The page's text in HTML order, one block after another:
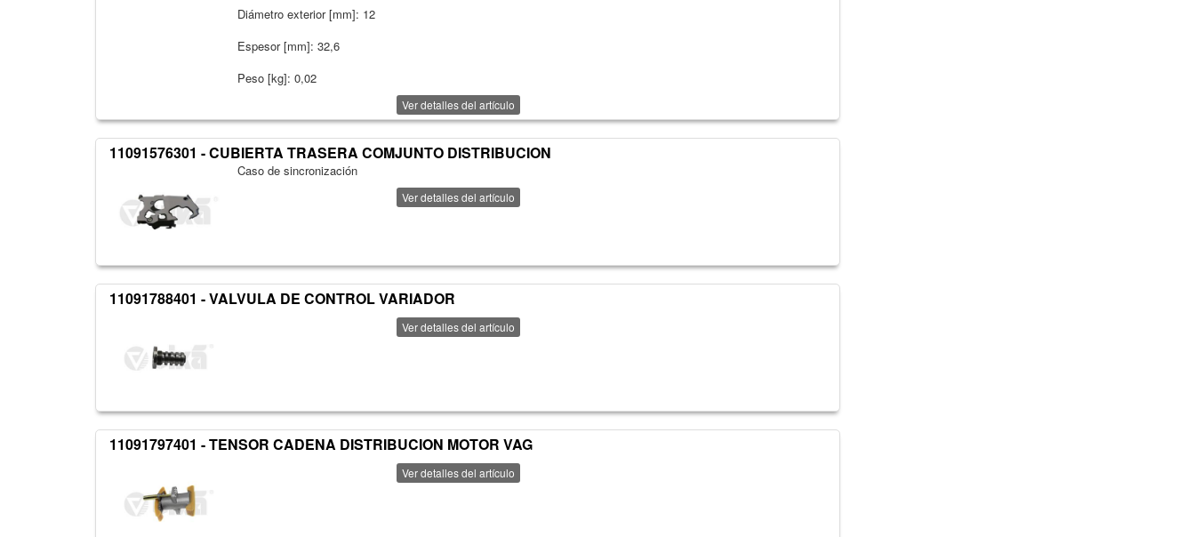
Diámetro exterior [mm]: 12
Espesor [mm]: 32,6
Peso [kg]: 0,02
Ver detalles del artículo
11091576301 - CUBIERTA TRASERA COMJUNTO DISTRIBUCION
Caso de sincronización
Ver detalles del artículo
11091788401 - VALVULA DE CONTROL VARIADOR
Ver detalles del artículo
11091797401 - TENSOR CADENA DISTRIBUCION MOTOR VAG
Ver detalles del artículo